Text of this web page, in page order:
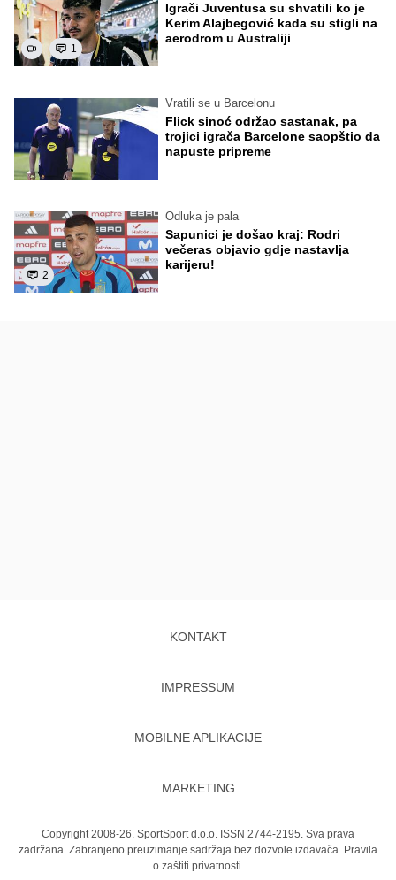
1
Igrači Juventusa su shvatili ko je
Kerim Alajbegović kada su stigli na
aerodrom u Australiji
Vratili se u Barcelonu
Flick sinoć održao sastanak, pa
trojici igrača Barcelone saopštio da
napuste pripreme
2
Odluka je pala
Sapunici je došao kraj: Rodri
večeras objavio gdje nastavlja
karijeru!
KONTAKT
IMPRESSUM
MOBILNE APLIKACIJE
MARKETING
Copyright 2008-26. SportSport d.o.o. ISSN 2744-2195. Sva prava
zadržana. Zabranjeno preuzimanje sadržaja bez dozvole izdavača. Pravila
o zaštiti privatnosti.